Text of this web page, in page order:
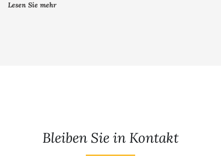
Lesen Sie mehr
Bleiben Sie in Kontakt